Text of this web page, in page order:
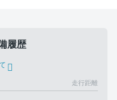
履歴
走行距離